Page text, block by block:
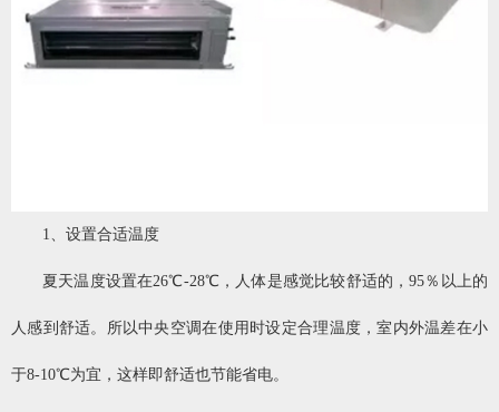
1、设置合适温度
夏天温度设置在26℃-28℃，人体是感觉比较舒适的，95％以上的
人感到舒适。所以中央空调在使用时设定合理温度，室内外温差在小
于8-10℃为宜，这样即舒适也节能省电。